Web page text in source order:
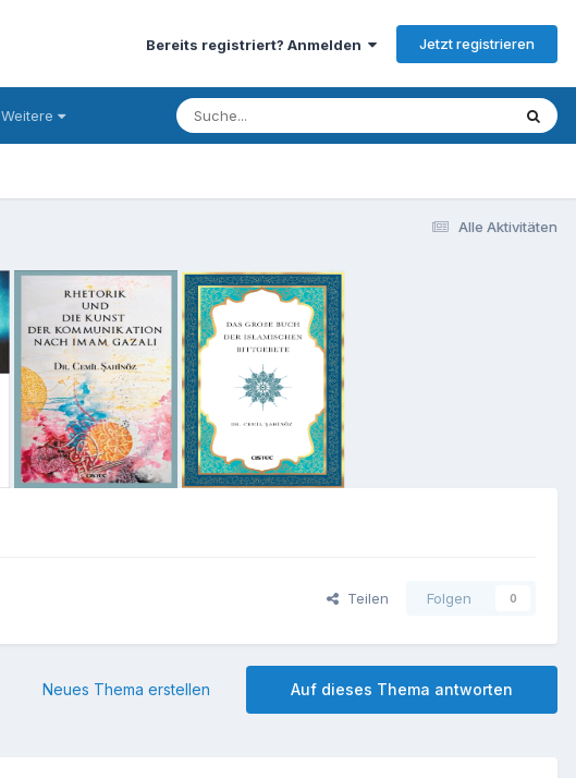
Bereits registriert? Anmelden Jetzt registrieren
Weitere
Alle Aktivitäten
Teilen Folgen 0
Auf dieses Thema antworten
Neues Thema erstellen